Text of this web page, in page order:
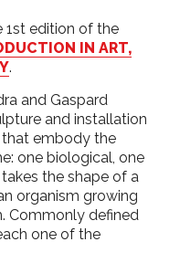
1st edition of the
IN ART,
.
and Gaspard
and installation
embody the
one biological, one
the shape of a
organism growing
Commonly defined
one of the